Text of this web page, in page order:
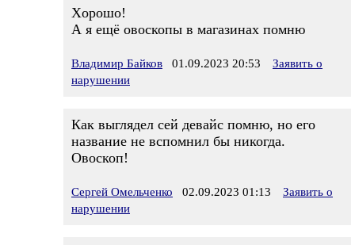
Хoрошо!
А я ещё овоскопы в магазинах помню
Владимир Байков 01.09.2023 20:53
Заявить о
нарушении
Как выглядел сей девайс помню, но его
название не вспомнил бы никогда.
Овоскоп!
Сергей Омельченко 02.09.2023 01:13
Заявить о
нарушении